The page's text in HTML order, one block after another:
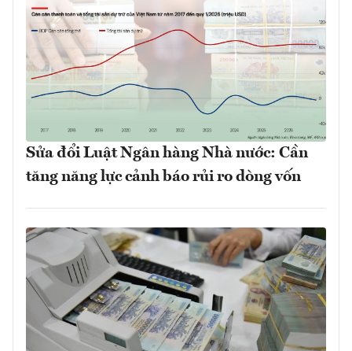
Sửa đổi Luật Ngân hàng Nhà nước: Cần
tăng năng lực cảnh báo rủi ro dòng vốn